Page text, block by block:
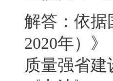
解答：依据
2020年）》
质量强省